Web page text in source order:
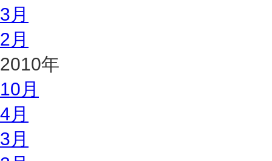
3月
2月
2010年
10月
4月
3月